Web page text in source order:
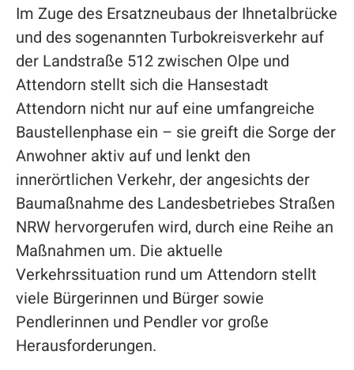
Im Zuge des Ersatzneubaus der Ihnetalbrücke
und des sogenannten Turbokreisverkehr auf
der Landstraße 512 zwischen Olpe und
Attendorn stellt sich die Hansestadt
Attendorn nicht nur auf eine umfangreiche
Baustellenphase ein – sie greift die Sorge der
Anwohner aktiv auf und lenkt den
innerörtlichen Verkehr, der angesichts der
Baumaßnahme des Landesbetriebes Straßen
NRW hervorgerufen wird, durch eine Reihe an
Maßnahmen um. Die aktuelle
Verkehrssituation rund um Attendorn stellt
viele Bürgerinnen und Bürger sowie
Pendlerinnen und Pendler vor große
Herausforderungen.